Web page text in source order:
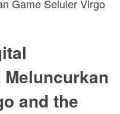
Game Seluler Virgo
and the